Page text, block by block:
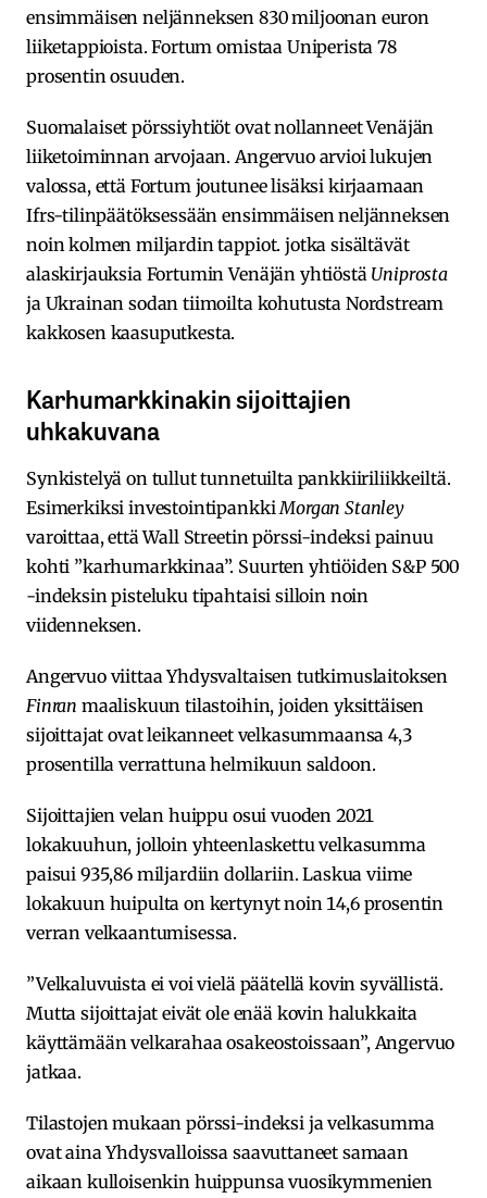
ensimmäisen neljänneksen 830 miljoonan euron
liiketappioista. Fortum omistaa Uniperista 78
prosentin osuuden.
Suomalaiset pörssiyhtiöt ovat nollanneet Venäjän
liiketoiminnan arvojaan. Angervuo arvioi lukujen
valossa, että Fortum joutunee lisäksi kirjaamaan
Ifrs-tilinpäätöksessään ensimmäisen neljänneksen
noin kolmen miljardin tappiot. jotka sisältävät
alaskirjauksia Fortumin Venäjän yhtiöstä Uniprosta
ja Ukrainan sodan tiimoilta kohutusta Nordstream
kakkosen kaasuputkesta.
Karhumarkkinakin sijoittajien
uhkakuvana
Synkistelyä on tullut tunnetuilta pankkiiriliikkeiltä.
Esimerkiksi investointipankki Morgan Stanley
varoittaa, että Wall Streetin pörssi-indeksi painuu
kohti ”karhumarkkinaa”. Suurten yhtiöiden S&P 500
-indeksin pisteluku tipahtaisi silloin noin
viidenneksen.
Angervuo viittaa Yhdysvaltaisen tutkimuslaitoksen
Finran maaliskuun tilastoihin, joiden yksittäisen
sijoittajat ovat leikanneet velkasummaansa 4,3
prosentilla verrattuna helmikuun saldoon.
Sijoittajien velan huippu osui vuoden 2021
lokakuuhun, jolloin yhteenlaskettu velkasumma
paisui 935,86 miljardiin dollariin. Laskua viime
lokakuun huipulta on kertynyt noin 14,6 prosentin
verran velkaantumisessa.
”Velkaluvuista ei voi vielä päätellä kovin syvällistä.
Mutta sijoittajat eivät ole enää kovin halukkaita
käyttämään velkarahaa osakeostoissaan”, Angervuo
jatkaa.
Tilastojen mukaan pörssi-indeksi ja velkasumma
ovat aina Yhdysvalloissa saavuttaneet samaan
aikaan kulloisenkin huippunsa vuosikymmenien